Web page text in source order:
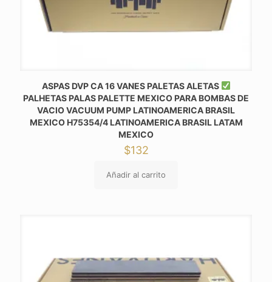
ASPAS DVP CA 16 VANES PALETAS ALETAS
PALHETAS PALAS PALETTE MEXICO PARA BOMBAS DE
VACIO VACUUM PUMP LATINOAMERICA BRASIL
MEXICO H75354/4 LATINOAMERICA BRASIL LATAM
MEXICO
$132
Añadir al carrito